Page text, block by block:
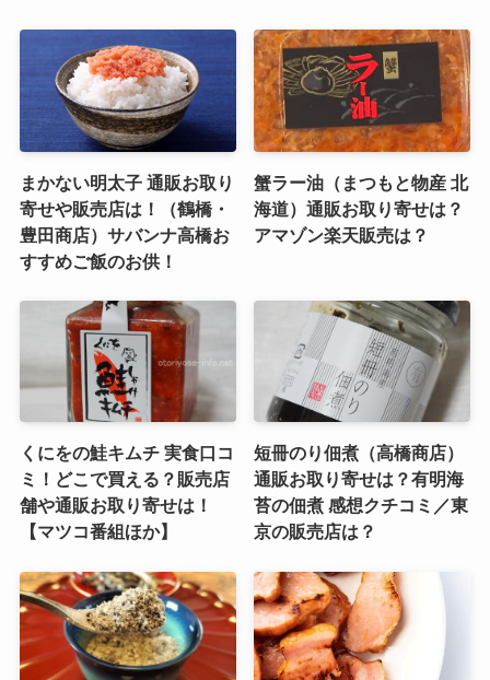
まかない明太子 通販お取り
寄せや販売店は！（鶴橋・
豊田商店）サバンナ高橋お
すすめご飯のお供！
蟹ラー油（まつもと物産 北
海道）通販お取り寄せは？
アマゾン楽天販売は？
くにをの鮭キムチ 実食口コ
ミ！どこで買える？販売店
舗や通販お取り寄せは！
【マツコ番組ほか】
短冊のり佃煮（高橋商店）
通販お取り寄せは？有明海
苔の佃煮 感想クチコミ／東
京の販売店は？